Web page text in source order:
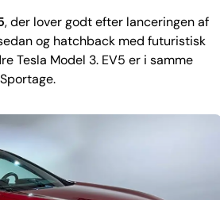
, der lover godt efter lanceringen af
og hatchback med futuristisk
Tesla Model 3. EV5 er i samme